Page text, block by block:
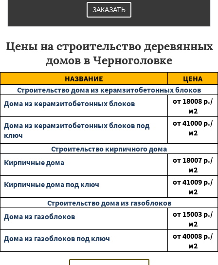
ЗАКАЗАТЬ
Цены на строительство деревянных
домов в Черноголовке
НАЗВАНИЕ
ЦЕНА
Строительство дома из керамзитобетонных блоков
Дома из керамзитобетонных блоков
от 18008 р./
м2
Дома из керамзитобетонных блоков под
ключ
от41000 р./
м2
Строительство кирпичного дома
Кирпичные дома
от 18007 р./
м2
Кирпичные дома под ключ
от41009 р./
м2
Строительство дома из газоблоков
Дома из газоблоков
от 15003 р./
м2
Дома из газоблоков под ключ
от40008 р./
м2